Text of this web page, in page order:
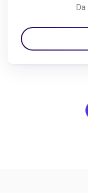
Da